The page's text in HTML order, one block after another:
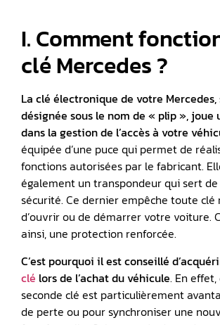
I. Comment
clé Mercedes ?
La clé électronique de votre
désignée sous le nom de « plip », joue
dans la gestion de l’accès à votre
équipée d’une puce qui permet de
fonctions autorisées par le fabricant.
également un transpondeur qui sert de
sécurité. Ce dernier empêche toute clé
d’ouvrir ou de démarrer votre voiture.
ainsi, une protection renforcée.
C’est pourquoi il est conseillé
clé lors de l’achat du véhicule. En effet,
seconde clé est particulièrement
de perte ou pour synchroniser une